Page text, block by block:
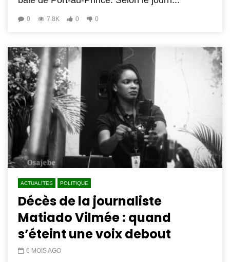
0 7.8K 0 0
ACTUALITES POLITIQUE
Décès de la journaliste
Matiado Vilmée : quand
s’éteint une voix debout
6 MOIS AGO